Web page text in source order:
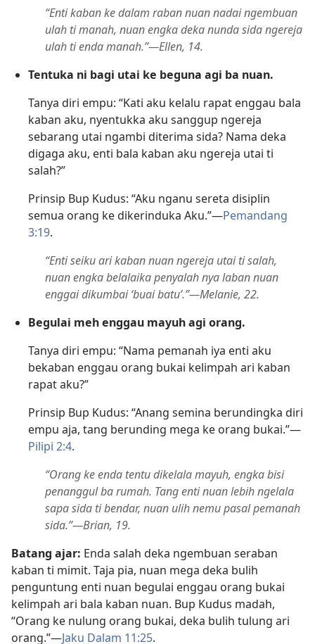
“Enti kaban ke dalam raban nuan nadai ngembuan
ulah ti manah, nuan engka deka nunda sida ngereja
ulah ti enda manah.”—Ellen, 14.
Tentuka ni bagi utai ke beguna agi ba nuan.
Tanya diri empu: “Kati aku kelalu rapat enggau bala
kaban aku, nyentukka aku sanggup ngereja
sebarang utai ngambi diterima sida? Nama deka
digaga aku, enti bala kaban aku ngereja utai ti
salah?”
Prinsip Bup Kudus: “Aku nganu sereta disiplin
semua orang ke dikerinduka Aku.”—Pemandang
3:19.
“Enti seiku ari kaban nuan ngereja utai ti salah,
nuan engka belalaika penyalah nya laban nuan
enggai dikumbai ‘buai batu’.”—Melanie, 22.
Begulai meh enggau mayuh agi orang.
Tanya diri empu: “Nama pemanah iya enti aku
bekaban enggau orang bukai kelimpah ari kaban
rapat aku?”
Prinsip Bup Kudus: “Anang semina berundingka diri
empu aja, tang berunding mega ke orang bukai.”—
Pilipi 2:4.
“Orang ke enda tentu dikelala mayuh, engka bisi
penanggul ba rumah. Tang enti nuan lebih ngelala
sapa sida ti bendar, nuan ulih nemu pasal pemanah
sida.”—Brian, 19.
Batang ajar: Enda salah deka ngembuan seraban
kaban ti mimit. Taja pia, nuan mega deka bulih
penguntung enti nuan begulai enggau orang bukai
kelimpah ari bala kaban nuan. Bup Kudus madah,
“Orang ke nulung orang bukai, deka bulih tulung ari
orang.”—Jaku Dalam 11:25.